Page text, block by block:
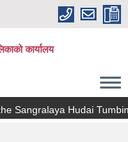
कार्यालय
Sangralaya Hudai